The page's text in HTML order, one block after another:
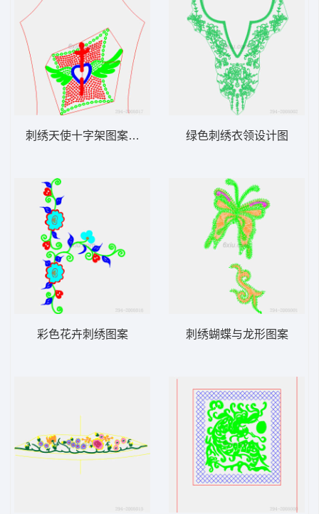
刺绣天使十字架图案设计图
彩色花卉刺绣图案
绿色刺绣衣领设计图
刺绣蝴蝶与龙形图案